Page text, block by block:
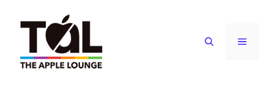
contenuto
MENU